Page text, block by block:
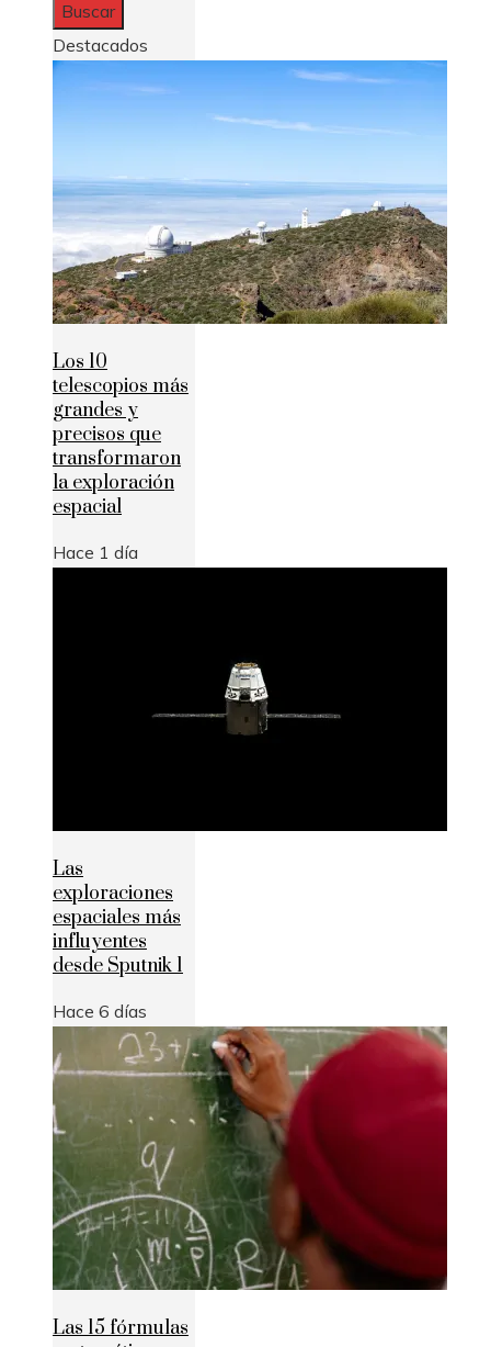
Destacados
Los 10
telescopios más
grandes y
precisos que
transformaron
la exploración
espacial
Hace 1 día
Las
exploraciones
espaciales más
influyentes
desde Sputnik 1
Hace 6 días
Las 15 fórmulas